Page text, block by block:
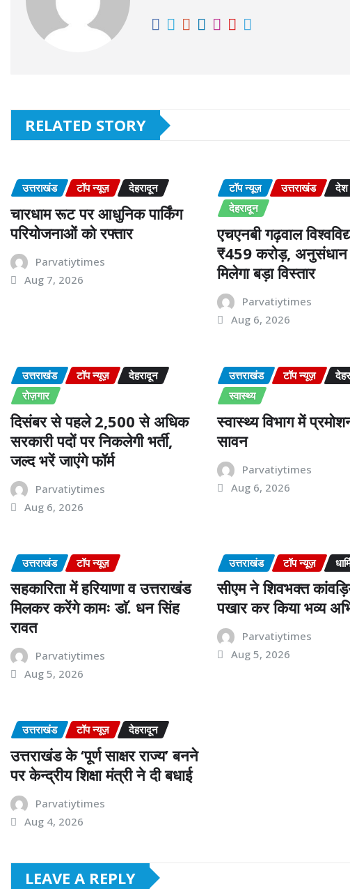
RELATED STORY
उत्तराखंड टॉप न्यूज़ देहरादून
चारधाम रूट पर आधुनिक पार्किंग
परियोजनाओं को रफ्तार
Parvatiytimes
Aug 7, 2026
टॉप न्यूज़ उत्तराखंड
देश
देहरादून
एचएनबी गढ़वाल
₹459 करोड़, अनुसंधान
मिलेगा बड़ा विस्तार
Parvatiytimes
Aug 6, 2026
उत्तराखंड टॉप न्यूज़
देहरादून
रोज़गार
दिसंबर से पहले 2,500 से अधिक
सरकारी पदों पर निकलेगी भर्ती,
जल्द भरें जाएंगे फॉर्म
Parvatiytimes
Aug 6, 2026
उत्तराखंड टॉप न्यूज़
स्वास्थ्य
स्वास्थ्य विभाग में
सावन
Parvatiytimes
Aug 6, 2026
उत्तराखंड टॉप न्यूज़
सहकारिता में हरियाणा व उत्तराखंड
मिलकर करेंगे कामः डाॅ. धन सिंह
रावत
Parvatiytimes
Aug 5, 2026
उत्तराखंड टॉप न्यूज़
सीएम ने शिवभक्त
पखार कर किया भव्य
Parvatiytimes
Aug 5, 2026
उत्तराखंड टॉप न्यूज़ देहरादून
उत्तराखंड के ‘पूर्ण साक्षर राज्य’ बनने
पर केन्द्रीय शिक्षा मंत्री ने दी बधाई
Parvatiytimes
Aug 4, 2026
LEAVE A REPLY